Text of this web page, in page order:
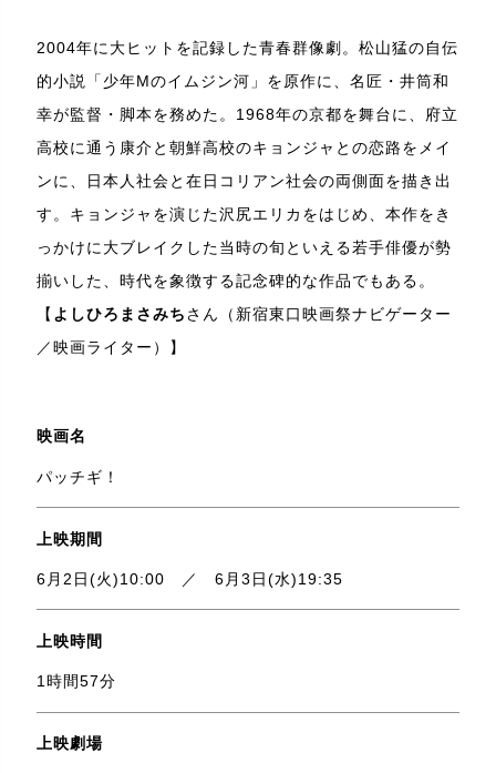
2004年に大ヒットを記録した青春群像劇。松山猛の自伝
的小説「少年Mのイムジン河」を原作に、名匠・井筒和
幸が監督・脚本を務めた。1968年の京都を舞台に、府立
高校に通う康介と朝鮮高校のキョンジャとの恋路をメイ
ンに、日本人社会と在日コリアン社会の両側面を描き出
す。キョンジャを演じた沢尻エリカをはじめ、本作をき
っかけに大ブレイクした当時の旬といえる若手俳優が勢
揃いした、時代を象徴する記念碑的な作品でもある。
【 よしひろまさみちさん（新宿東口映画祭ナビゲーター
／映画ライター）】
映画名
パッチギ！
上映期間
6月2日(火)10:00 ／ 6月3日(水)19:35
上映時間
1時間57分
上映劇場